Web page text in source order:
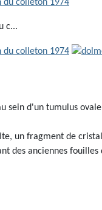
c...
sein d'un tumulus
un fragment de
des anciennes